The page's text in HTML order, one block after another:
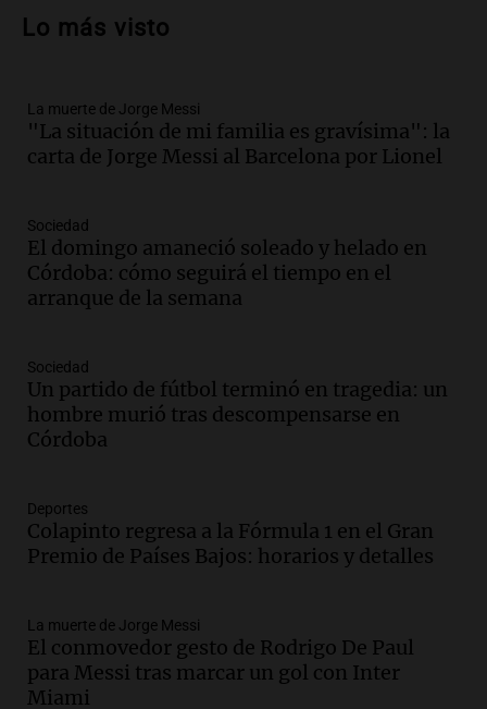
liquidez de 4 billones
Audio.La lección del Titanic y la
humildad en tiempos de tormenta
según San Ignacio de Loyola
Audio.Tormentas y filtraciones: "El
agua entra por donde menos
imaginamos"
Audio.
Nahuel Pennisi y la huella de
Mercedes Sosa: "La emoción es el filtro
máximo".
Una Mañana para todos Rosario
Audio.
Orellana Lucca celebró su peña
de folclore en Córdoba
Tarde y Media
Audio.Trágico accidente en Mendoza:
un muerto y varios heridos tras caída de
vehículos desde un puente
Lo más visto
La muerte de Jorge Messi
"La situación de mi familia es gravísima": la
carta de Jorge Messi al Barcelona por Lionel
Sociedad
El domingo amaneció soleado y helado en
Córdoba: cómo seguirá el tiempo en el
arranque de la semana
Sociedad
Un partido de fútbol terminó en tragedia: un
hombre murió tras descompensarse en
Córdoba
Deportes
Colapinto regresa a la Fórmula 1 en el Gran
Premio de Países Bajos: horarios y detalles
La muerte de Jorge Messi
El conmovedor gesto de Rodrigo De Paul
para Messi tras marcar un gol con Inter
Miami